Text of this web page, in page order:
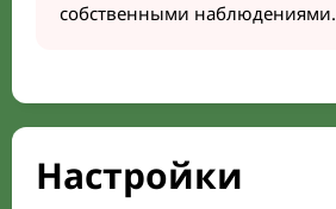
собственными наблюдениями.
Настройки